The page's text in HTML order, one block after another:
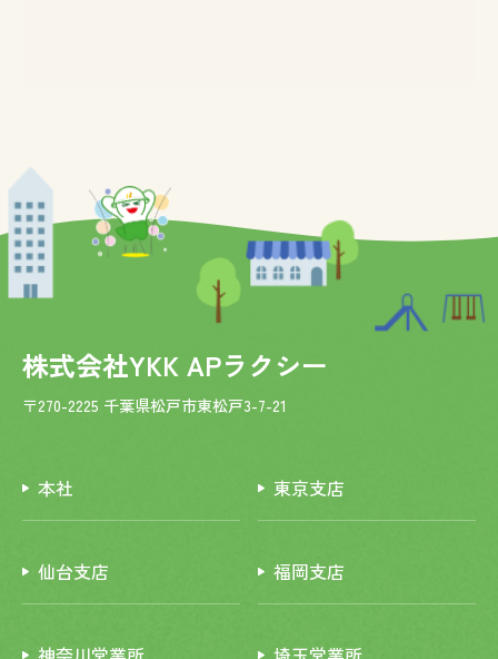
株式会社YKK APラクシー
〒270-2225 千葉県松戸市東松戸3-7-21
本社 東京支店
仙台支店 福岡支店